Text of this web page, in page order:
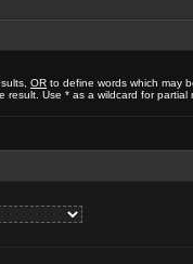
OR to define words which may
Use * as a wildcard for partial